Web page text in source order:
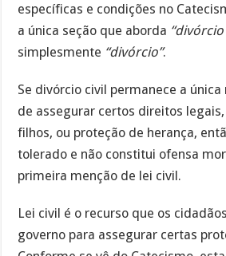
específicas e condições no
a única seção que aborda “divórcio
simplesmente “divórcio”.
Se divórcio civil permanece a
de assegurar certos direitos
filhos, ou proteção de herança,
tolerado e não constitui ofensa
primeira menção de lei civil.
Lei civil é o recurso que os
governo para assegurar certas